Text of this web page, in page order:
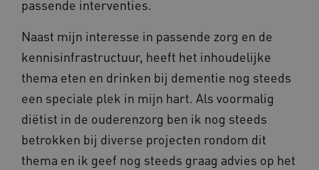
passende interventies.
Naast mijn interesse in passende zorg en de
kennisinfrastructuur, heeft het inhoudelijke
thema eten en drinken bij dementie nog steeds
een speciale plek in mijn hart. Als voormalig
diëtist in de ouderenzorg ben ik nog steeds
betrokken bij diverse projecten rondom dit
thema en ik geef nog steeds graag advies op het